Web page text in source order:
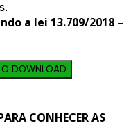
a lei 13.709/2018 –
O DOWNLOAD
CONHECER AS